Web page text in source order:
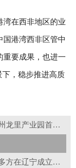
湾在西非地区的业
国港湾西非区管中
重要成果，也进一
下，稳步推进高质
上一条：乐鱼体育app下载-上海电气贵州龙里产业园首台机组成功下线
下一条：乐鱼体育app下载-中石油联合多方在辽宁成立百亿级储气库公司